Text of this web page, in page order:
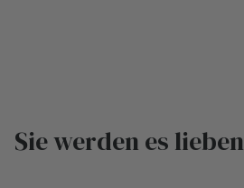
Sie werden es lieben